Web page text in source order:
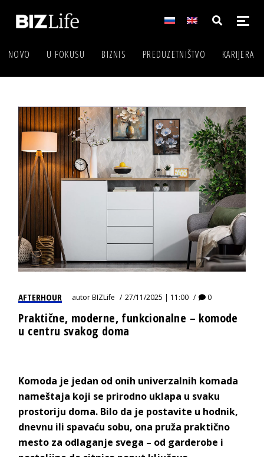
NOVO U FOKUSU BIZNIS PREDUZETNIŠTVO KARIJERA
AFTERHOUR autorBIZLife 27/11/2025 | 11:00 0
Praktične, moderne, funkcionalne – komode
u centru svakog doma
Komoda je jedan od onih univerzalnih komada
nameštaja koji se prirodno uklapa u svaku
prostoriju doma. Bilo da je postavite u hodnik,
dnevnu ili spavaću sobu, ona pruža praktično
mesto za odlaganje svega – od garderobe i